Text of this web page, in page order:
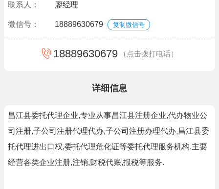
联系人： 廖经理
微信号： 18889630679 复制微信号
18889630679 （点击拨打电话）
详细信息
昌江县委托代理企业,专业从事昌江县注册企业,代办物业公
司注册,子公司注册代理代办,子公司注册办理代办,昌江县委
托代理进出口权,委托代理危化证等委托代理服务机构.主要
经营各类企业注册,注销,财税代账,报税等服务.